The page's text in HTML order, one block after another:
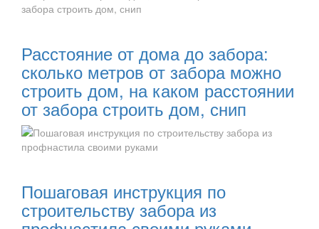
Расстояние от дома до забора:
сколько метров от забора можно
строить дом, на каком расстоянии
от забора строить дом, снип
Пошаговая инструкция по
строительству забора из